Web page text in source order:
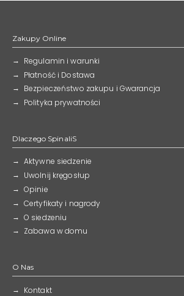
Zakupy Online
Regulamin i warunki
Płatność i Dostawa
Bezpieczeństwo zakupu i Gwarancja
Polityka prywatności
Dlaczego SpinaliS
Aktywne siedzenie
Uwolnij kręgosłup
Opinie
Certyfikaty i nagrody
O siedzeniu
Zabawa w domu
O Nas
Kontakt